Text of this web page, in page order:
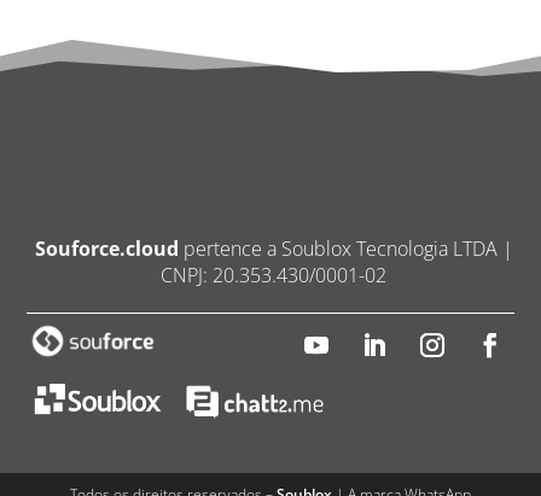
Souforce.cloud pertence a Soublox Tecnologia LTDA |
CNPJ: 20.353.430/0001-02